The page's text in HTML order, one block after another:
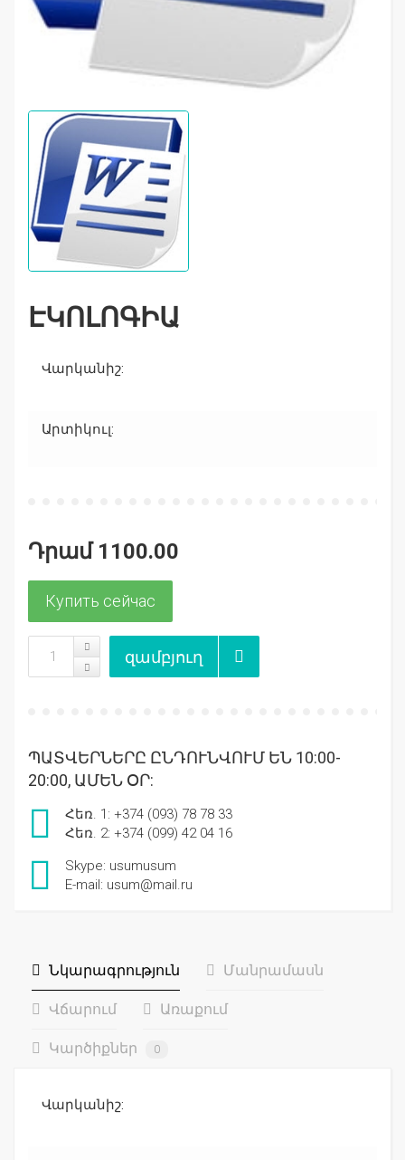
ԷԿՈԼՈԳԻԱ
Վարկանիշ:
Արտիկուլ:
Դրամ 1100.00
ՊԱՏՎԵՐՆԵՐԸ ԸՆԴՈՒՆՎՈՒՄ ԵՆ 10:00-
20:00, ԱՄԵՆ ՕՐ:
Հեռ. 1: +374 (093) 78 78 33
Հեռ. 2: +374 (099) 42 04 16
Skype: usumusum
E-mail: usum@mail.ru
Նկարագրություն Մանրամասն
Վճարում Առաքում
Կարծիքներ 0
Վարկանիշ: